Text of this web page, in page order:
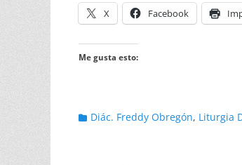
X Facebook
Me gusta esto:
Categorias
Diác. Freddy Obregón, Liturgia